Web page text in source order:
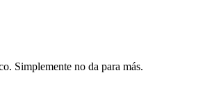
Simplemente no da para más.